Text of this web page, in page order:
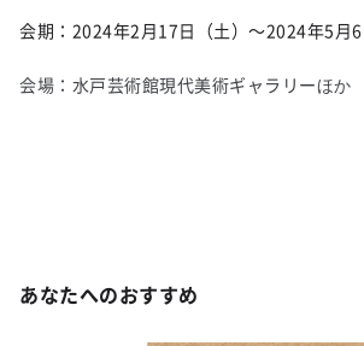
会期： 2024年2月17日（土）～2024年5月6
会場：水戸芸術館現代美術ギャラリ ーほか
あなたへのおすすめ